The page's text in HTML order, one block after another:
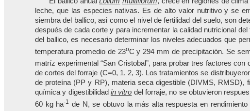
leche, que las especies nativas. Es de alto valor nutritivo y se
siembra del ballico, asi como el nivel de fertilidad del suelo, son
después de cada corte y para incrementar la calidad nutricional
del ballico, es necesario determinar los niveles adecuados que
temperatura promedio de 23oC y 294 mm de precipitación. Se
matríz experimental “San Cristobal”, para probar tres factores
de cortes del forraje (C=0, 1, 2, 3). Los tratamientos se
de proteína (PP y RP), materia seca digestible (DIVMS, RMSD),
química y digestibilidadin vitro del forraje, no se obtuvieron
60 kg ha-1 de N, se obtuvo la más alta respuesta en